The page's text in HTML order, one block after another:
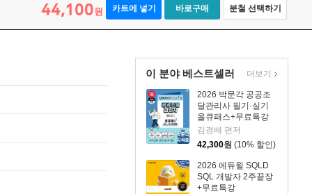
44,100원 카트에 넣기 바로구매 분철 선택하기
이 분야 베스트셀러
2026 박문각 공공조
달관리사 필기·실기
올큐패스+무료특강
김경배 편저
42,300원 (10% 할인)
2026 에듀윌 SQLD
SQL 개발자 2주끝장
+무료특강
더보기